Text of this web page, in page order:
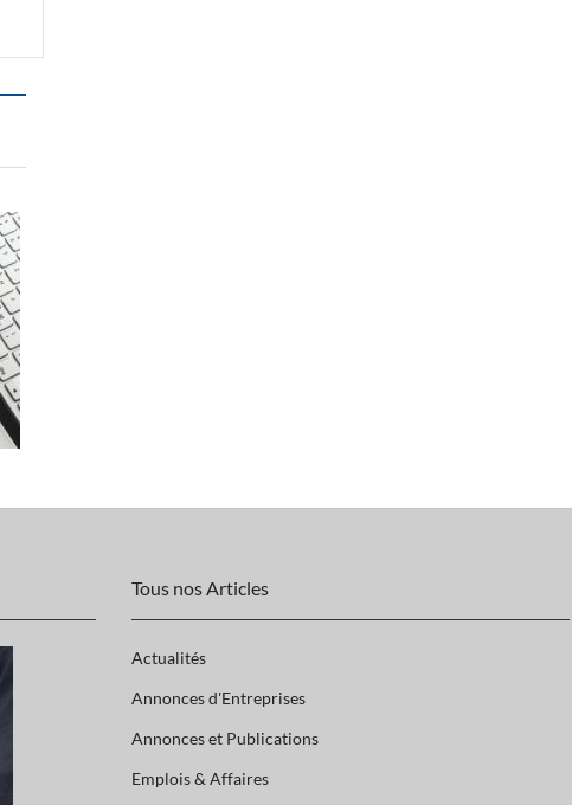
Tous nos Articles
Actualités
Annonces d'Entreprises
Annonces et Publications
Emplois & Affaires